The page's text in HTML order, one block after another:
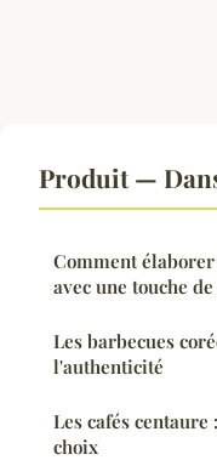
Produit —
Comment
avec une touche
Les barbecues
l'authenticité
Les cafés
choix